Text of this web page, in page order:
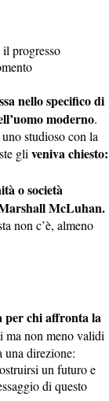
progresso
nello specifico di
moderno.
studioso con la
gli veniva chiesto:
o società
McLuhan.
non c’è, almeno
per chi affronta la
ma non meno validi
una direzione:
un futuro e
di questo